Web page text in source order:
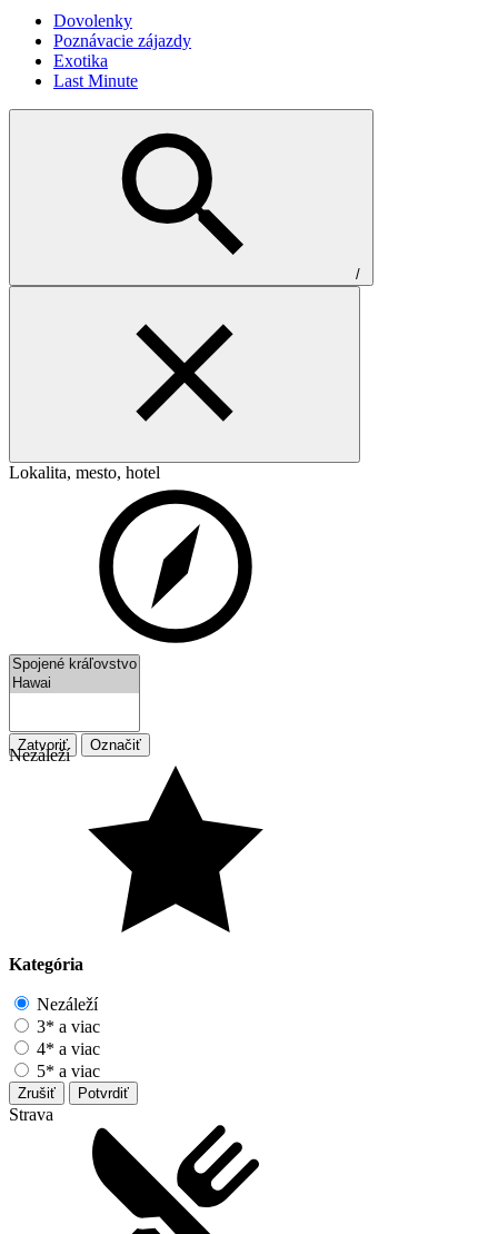
Dovolenky
Poznávacie zájazdy
Exotika
Last Minute
/
Lokalita, mesto, hotel
Zatvoriť Označiť
Nezáleží
Kategória
Nezáleží
3* a viac
4* a viac
5* a viac
Zrušiť Potvrdiť
Strava